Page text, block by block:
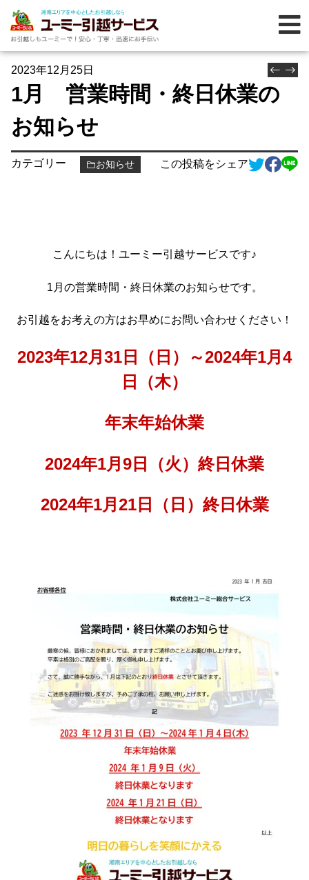
2023年12月25日
1月 営業時間・終日休業の
お知らせ
カテゴリー お知らせ この投稿をシェア
こんにちは！ユーミー引越サービスです♪
1月の営業時間・終日休業のお知らせです。
お引越をお考えの方はお早めにお問い合わせください！
2023年12月31日（日）
～2024年1月4
日
（木）
年末年始休業
2024年1月9日（火） 終日休業
2024年1月21日（日） 終日休業